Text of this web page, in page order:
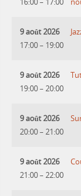
16:00– 17:00
9 août 2026
17:00– 19:00
9 août 2026
19:00– 20:00
9 août 2026
20:00– 21:00
9 août 2026
21:00– 22:00